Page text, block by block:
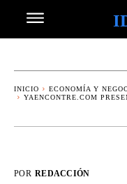
INICIO ECONOMÍA Y
YAENCONTRE.COM
POR REDACCIÓN